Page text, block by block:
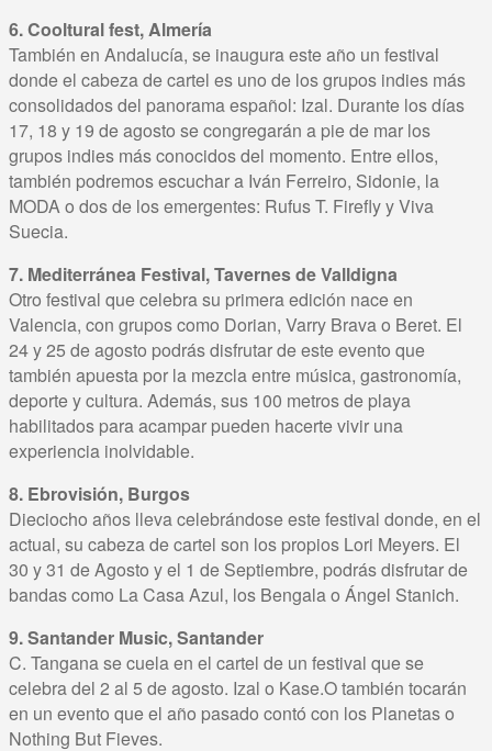
6. Cooltural fest, Almería
También en Andalucía, se inaugura este año un festival
donde el cabeza de cartel es uno de los grupos indies más
consolidados del panorama español: Izal. Durante los días
17, 18 y 19 de agosto se congregarán a pie de mar los
grupos indies más conocidos del momento. Entre ellos,
también podremos escuchar a Iván Ferreiro, Sidonie, la
MODA o dos de los emergentes: Rufus T. Firefly y Viva
Suecia.
7. Mediterránea Festival, Tavernes de Valldigna
Otro festival que celebra su primera edición nace en
Valencia, con grupos como Dorian, Varry Brava o Beret. El
24 y 25 de agosto podrás disfrutar de este evento que
también apuesta por la mezcla entre música, gastronomía,
deporte y cultura. Además, sus 100 metros de playa
habilitados para acampar pueden hacerte vivir una
experiencia inolvidable.
8. Ebrovisión, Burgos
Dieciocho años lleva celebrándose este festival donde, en el
actual, su cabeza de cartel son los propios Lori Meyers. El
30 y 31 de Agosto y el 1 de Septiembre, podrás disfrutar de
bandas como La Casa Azul, los Bengala o Ángel Stanich.
9. Santander Music, Santander
C. Tangana se cuela en el cartel de un festival que se
celebra del 2 al 5 de agosto. Izal o Kase.O también tocarán
en un evento que el año pasado contó con los Planetas o
Nothing But Fieves.